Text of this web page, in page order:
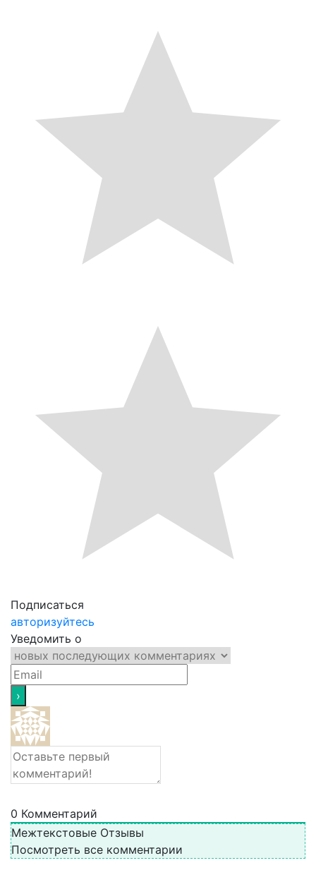
Подписаться
авторизуйтесь
Уведомить о
0 Комментарий
Межтекстовые Отзывы
Посмотреть все комментарии